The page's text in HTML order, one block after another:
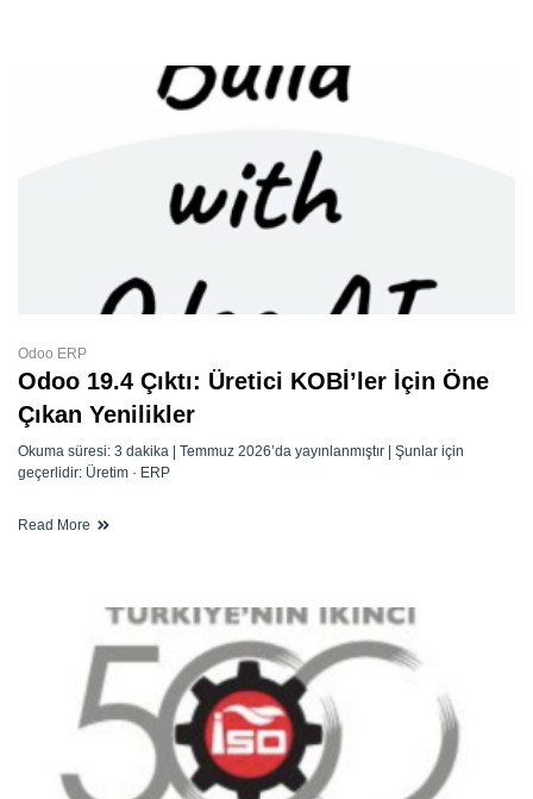
Odoo ERP
Odoo 19.4 Çıktı: Üretici KOBİ’ler İçin Öne
Çıkan Yenilikler
Okuma süresi: 3 dakika | Temmuz 2026’da yayınlanmıştır | Şunlar için
geçerlidir: Üretim · ERP
Read More